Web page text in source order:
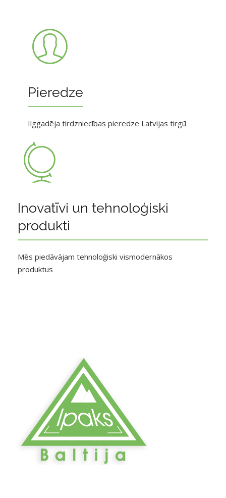
Pieredze
Ilggadēja tirdzniecības pieredze Latvijas tirgū
Inovatīvi un tehnoloģiski
produkti
Mēs piedāvājam tehnoloģiski vismodernākos
produktus